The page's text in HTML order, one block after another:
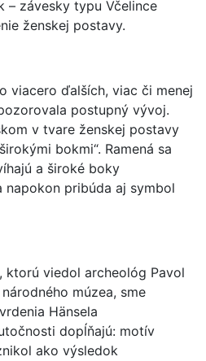
– závesky typu Včelince
ženskej postavy.
viacero ďalších, viac či menej
postupný vývoj.
v tvare ženskej postavy
bokmi“. Ramená sa
a široké boky
napokon pribúda aj symbol
, ktorú viedol archeológ Pavol
múzea, sme
Hänsela
dopĺňajú: motív
ako výsledok